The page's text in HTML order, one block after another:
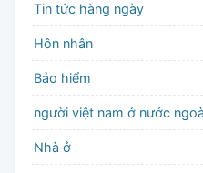
Tin tức hàng ngày
Hôn nhân
Bảo hiểm
người việt nam ở nước
Nhà ở